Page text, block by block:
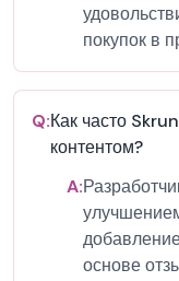
покупок в
Q:Как часто
контентом?
A:
основе